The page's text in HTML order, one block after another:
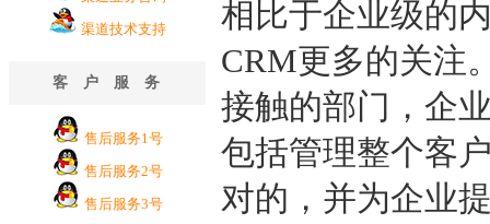
渠道技术支持
客户服务
售后服务1号
售后服务2号
售后服务3号
相比于企业级的
CRM更多的关注
接触的部门，企
包括管理整个客
对的，并为企业